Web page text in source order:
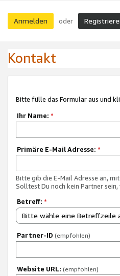
Anmelden oder
Kontakt
Bitte fülle das Formular aus und
Ihr Name: *
Primäre E-Mail Adresse: *
Bitte gib die E-Mail Adresse an,
Solltest Du noch kein Partner
Betreff: *
Bitte wähle eine Betreffzeile
Partner-ID (empfohlen)
Website URL: (empfohlen)